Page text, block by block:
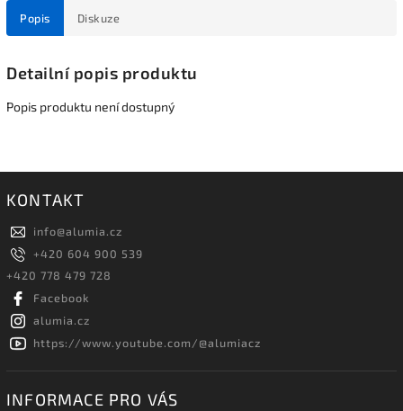
Popis Diskuze
Detailní popis produktu
Popis produktu není dostupný
KONTAKT
info@alumia.cz
+420 604 900 539
+420 778 479 728
Facebook
alumia.cz
https://www.youtube.com/@alumiacz
INFORMACE PRO VÁS